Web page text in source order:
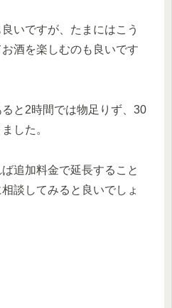
いですが、たまにはこう
酒を楽しむのも良いです
と2時間では物足りず、30
した。
追加料金で延長すること
談してみると良いでしょ